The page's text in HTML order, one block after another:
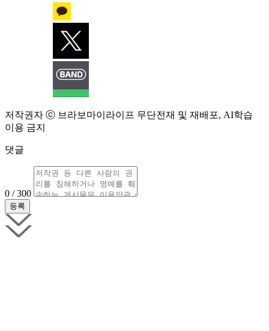
저작권자 ⓒ 브라보마이라이프 무단전재 및 재배포, AI학습
이용 금지
댓글
0 / 300